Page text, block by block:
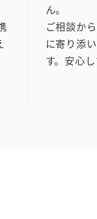
ん。
ご相談か
に寄り添
す。安心